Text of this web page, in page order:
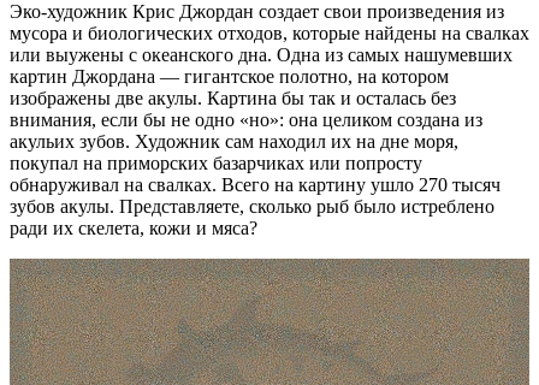
Эко-художник Крис Джордан создает свои произведения из
мусора и биологических отходов, которые найдены на свалках
или выужены с океанского дна. Одна из самых нашумевших
картин Джордана — гигантское полотно, на котором
изображены две акулы. Картина бы так и осталась без
внимания, если бы не одно «но»: она целиком создана из
акульих зубов. Художник сам находил их на дне моря,
покупал на приморских базарчиках или попросту
обнаруживал на свалках. Всего на картину ушло 270 тысяч
зубов акулы. Представляете, сколько рыб было истреблено
ради их скелета, кожи и мяса?